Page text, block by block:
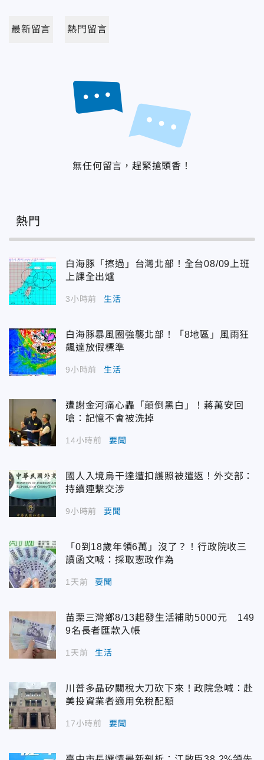
最新留言 熱門留言
無任何留言，趕緊搶頭香！
熱門
白海豚「擦過」台灣北部！全台08/09上班
上課全出爐
3小時前 生活
白海豚暴風圈強襲北部！「8地區」風雨狂
飆達放假標準
9小時前 生活
遭謝金河痛心轟「顛倒黑白」！蔣萬安回
嗆：記憶不會被洗掉
14小時前 要聞
國人入境烏干達遭扣護照被遣返！外交部：
持續連繫交涉
9小時前 要聞
「0到18歲年領6萬」沒了？！行政院收三
讀函文喊：採取憲政作為
1天前 要聞
苗栗三灣鄉8/13起發生活補助5000元 149
9名長者匯款入帳
1天前 生活
川普多晶矽關稅大刀砍下來！政院急喊：赴
美投資業者適用免稅配額
17小時前 要聞